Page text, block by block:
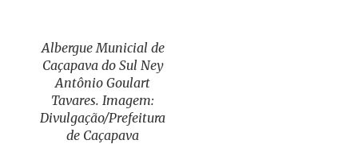
Albergue Municial de
Caçapava do Sul Ney
Antônio Goulart
Tavares. Imagem:
Divulgação/Prefeitura
de Caçapava